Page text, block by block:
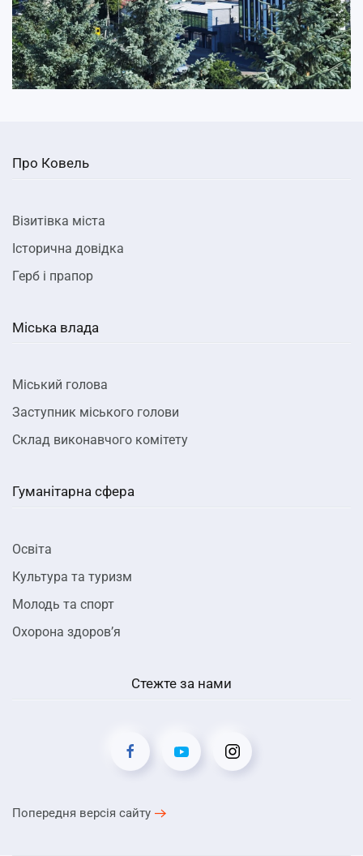
Про Ковель
Візитівка міста
Історична довідка
Герб і прапор
Міська влада
Міський голова
Заступник міського голови
Склад виконавчого комітету
Гуманітарна сфера
Освіта
Культура та туризм
Молодь та спорт
Охорона здоров’я
Стежте за нами
Попередня версія сайту